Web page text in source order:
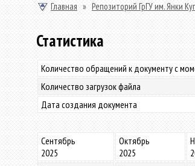
Главная » Репозиторий ГрГУ им. Янки
Статистика
Количество обращений к документу с
Количество загрузок файла
Дата создания документа
Сентябрь
2025
Октябрь
2025